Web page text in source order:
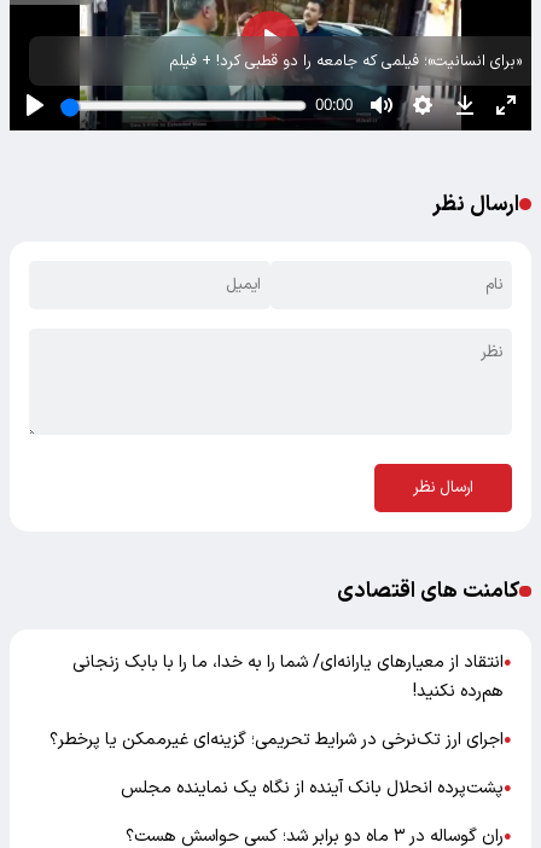
«برای انسانیت»؛ فیلمی که جامعه را دو قطبی کرد! + فیلم
ارسال نظر
ارسال نظر
کامنت های اقتصادی
●انتقاد از معیارهای یارانه‌ای/ شما را به خدا، ما را با بابک زنجانی
هم‌رده نکنید!
●اجرای ارز تک‌نرخی در شرایط تحریمی؛ گزینه‌ای غیرممکن یا پرخطر؟
●پشت‌پرده انحلال بانک آینده از نگاه یک نماینده مجلس
●ران گوساله در ۳ ماه دو برابر شد؛ کسی حواسش هست؟